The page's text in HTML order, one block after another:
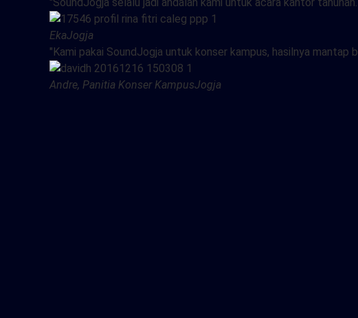
EkaJogja
"Kami pakai SoundJogja untuk konser kampus, hasilnya
Andre, Panitia Konser KampusJogja